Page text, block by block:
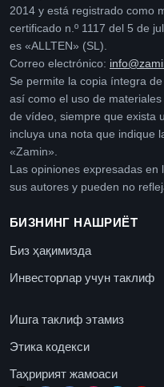
2014 y está registrado como
certificado n.º 1117 del 5 de
es «ALLTEN» (SL).
Correo electrónico:
Se permite la copia íntegra
así como el uso de
de vídeo, siempre que exista
incluya una nota que indique
«Zamin».
Las opiniones expresadas
sus autores y pueden no
БИЗНИНГ НАШРИЁТ
Биз ҳақимизда
Инвесторлар учун таклиф
Ишга таклиф этамиз
Этика кодекси
Таҳририят жамоаси